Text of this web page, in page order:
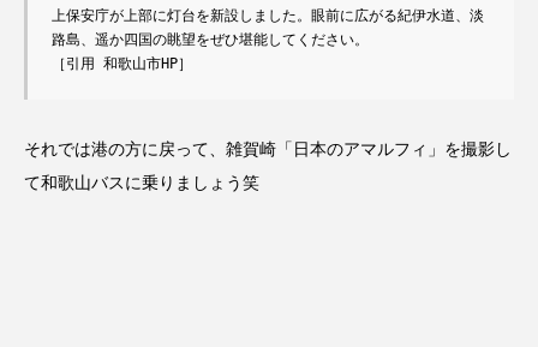
上保安庁が上部に灯台を新設しました。眼前に広がる紀伊水道、淡
路島、遥か四国の眺望をぜひ堪能してください。
［引用 和歌山市HP］
それでは港の方に戻って、雑賀崎「日本のアマルフィ」を撮影し
て和歌山バスに乗りましょう笑